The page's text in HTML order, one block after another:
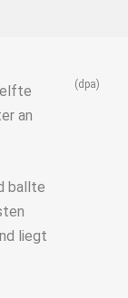
elfte
an
ballte
liegt
(dpa)